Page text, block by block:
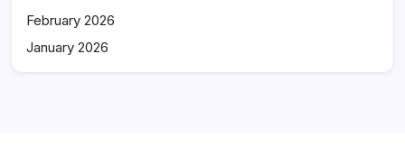
February 2026
January 2026